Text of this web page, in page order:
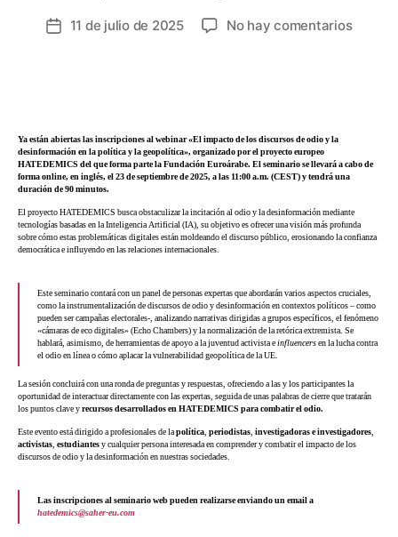
11 de julio de 2025 No hay comentarios
Ya están abiertas las inscripciones al webinar «El impacto de los discursos de odio y la
desinformación en la política y la geopolítica», organizado por el proyecto europeo
HATEDEMICS del que forma parte la Fundación Euroárabe. El seminario se llevará a cabo de
forma online, en inglés, el 23 de septiembre de 2025, a las 11:00 a.m. (CEST) y tendrá una
duración de 90 minutos.
El proyecto HATEDEMICS busca obstaculizar la incitación al odio y la desinformación mediante
tecnologías basadas en la Inteligencia Artificial (IA), su objetivo es ofrecer una visión más profunda
sobre cómo estas problemáticas digitales están moldeando el discurso público, erosionando la confianza
democrática e influyendo en las relaciones internacionales.
Este seminario contará con un panel de personas expertas que abordarán varios aspectos cruciales,
como la instrumentalización de discursos de odio y desinformación en contextos políticos – como
pueden ser campañas electorales-, analizando narrativas dirigidas a grupos específicos, el fenómeno
«cámaras de eco digitales» (Echo Chambers) y la normalización de la retórica extremista. Se
hablará, asimismo, de herramientas de apoyo a la juventud activista einfluencersen la lucha contra
el odio en línea o cómo aplacar la vulnerabilidad geopolítica de la UE.
La sesión concluirá con una ronda de preguntas y respuestas, ofreciendo a las y los participantes la
oportunidad de interactuar directamente con las expertas, seguida de unas palabras de cierre que tratarán
los puntos clave yrecursos desarrollados en HATEDEMICS para combatir el odio.
Este evento está dirigido a profesionales de lapolítica, periodistas, investigadoras e investigadores,
activistas, estudiantesy cualquier persona interesada en comprender y combatir el impacto de los
discursos de odio y la desinformación en nuestras sociedades.
Las inscripciones al seminario web pueden realizarse enviando un email a
hatedemics@saher-eu.com